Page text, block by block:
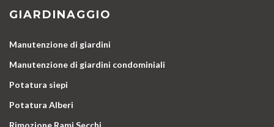
GIARDINAGGIO
Manutenzione di giardini
Manutenzione di giardini condominiali
Potatura siepi
Potatura Alberi
Rimozione Rami Secchi